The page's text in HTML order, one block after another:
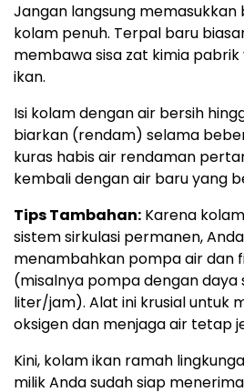
Jangan langsung memasukkan
kolam penuh. Terpal baru
membawa sisa zat kimia
ikan.
Isi kolam dengan air bersih
biarkan (rendam) selama
kuras habis air rendaman
kembali dengan air baru yang
Tips Tambahan: Karena
sistem sirkulasi permanen,
menambahkan pompa air dan
(misalnya pompa dengan daya
liter/jam). Alat ini krusial untuk
oksigen dan menjaga air tetap
Kini, kolam ikan ramah
milik Anda sudah siap